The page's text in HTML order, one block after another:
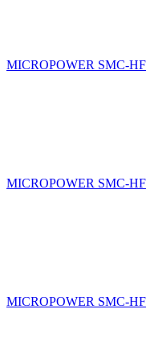
MICROPOWER SMC-
MICROPOWER SMC-
MICROPOWER SMC-